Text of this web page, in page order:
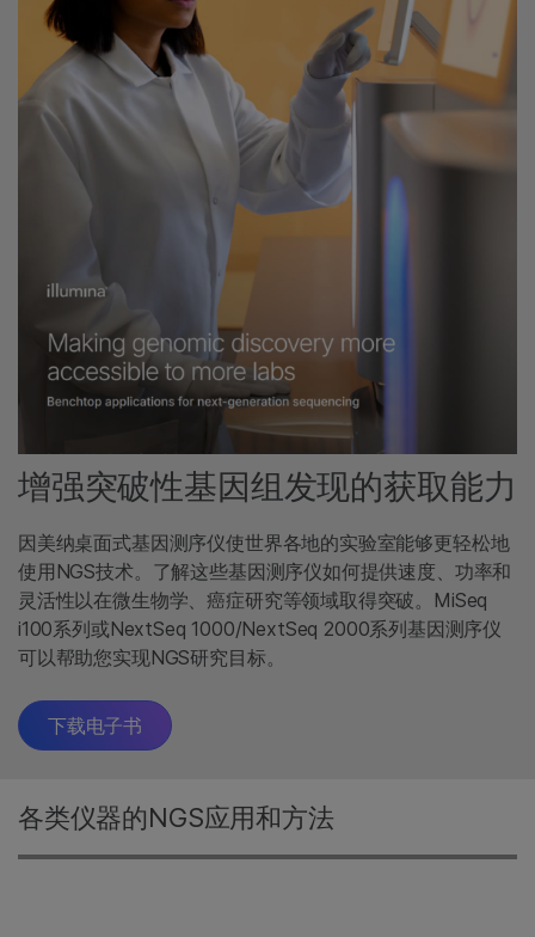
增强突破性基因组发现的获取能力
因美纳桌面式基因测序仪使世界各地的实验室能够更轻松地
使用NGS技术。了解这些基因测序仪如何提供速度、功率和
灵活性以在微生物学、癌症研究等领域取得突破。MiSeq
i100系列或NextSeq 1000/NextSeq 2000系列基因测序仪
可以帮助您实现NGS研究目标。
下载电子书
各类仪器的NGS应用和方法